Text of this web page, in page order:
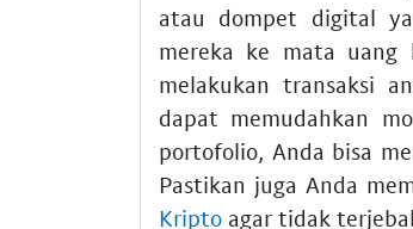
atau dompet digital
mereka ke mata
melakukan transaksi
dapat memudahkan
portofolio, Anda bisa
Pastikan juga Anda
Kripto agar tidak